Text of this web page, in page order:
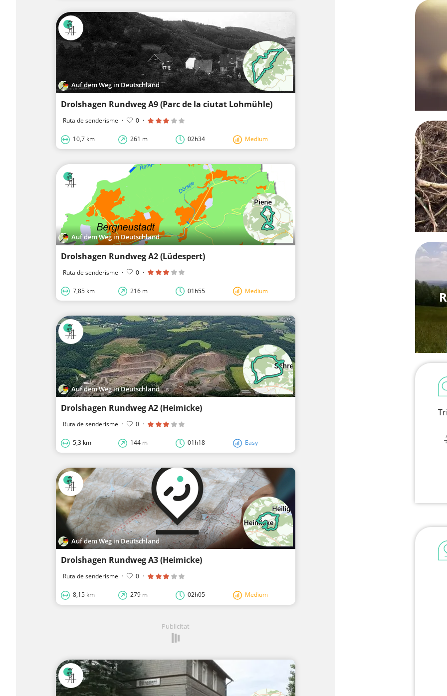
Auf dem Weg in Deutschland
Drolshagen Rundweg A9 (Parc de la ciutat Lohmühle)
Ruta de senderisme · 0 ·
10,7 km 261 m 02h34 Medium
Auf dem Weg in Deutschland
Drolshagen Rundweg A2 (Lüdespert)
Ruta de senderisme · 0 ·
7,85 km 216 m 01h55 Medium
Auf dem Weg in Deutschland
Drolshagen Rundweg A2 (Heimicke)
Ruta de senderisme · 0 ·
5,3 km 144 m 01h18 Easy
Auf dem Weg in Deutschland
Drolshagen Rundweg A3 (Heimicke)
Ruta de senderisme · 0 ·
8,15 km 279 m 02h05 Medium
Publicitat